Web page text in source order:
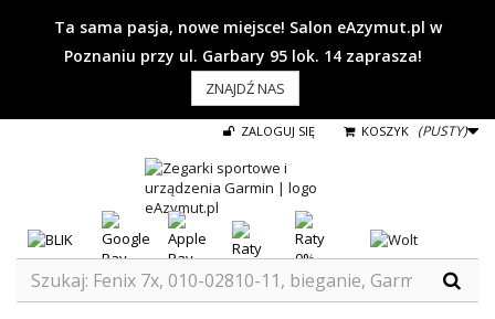
Ta sama pasja, nowe miejsce! Salon eAzymut.pl w
Poznaniu przy ul. Garbary 95 lok. 14 zaprasza!
ZNAJDŹ NAS
KOSZYK (PUSTY)
ZALOGUJ SIĘ